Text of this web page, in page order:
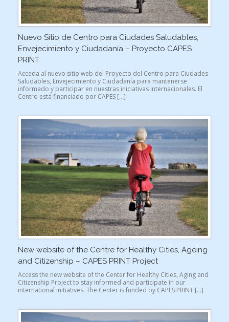
Nuevo Sitio de Centro para Ciudades Saludables,
Envejecimiento y Ciudadanía – Proyecto CAPES
PRINT
Acceda al nuevo sitio web del Proyecto del Centro para Ciudades
Saludables, Envejecimiento y Ciudadanía para mantenerse
informado y participar en nuestras iniciativas internacionales. El
Centro está financiado por CAPES […]
New website of the Centre for Healthy Cities, Ageing
and Citizenship – CAPES PRINT Project
Access the new website of the Center for Healthy Cities, Aging and
Citizenship Project to stay informed and participate in our
international initiatives. The Center is funded by CAPES PRINT […]